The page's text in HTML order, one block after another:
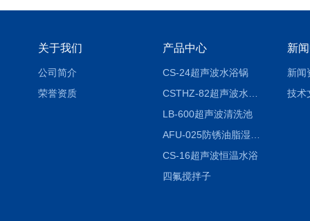
关于我们
公司简介
荣誉资质
产品中心
CS-24超声波水浴锅
LB-600超声波清洗池
CS-16超声波恒温水浴
四氟搅拌子
新
新闻
技术